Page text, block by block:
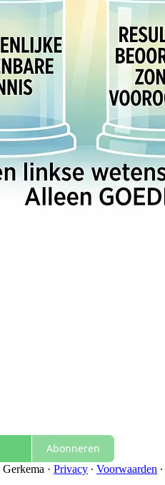
Abonneren
· Privacy ∙ Voorwaarden ∙